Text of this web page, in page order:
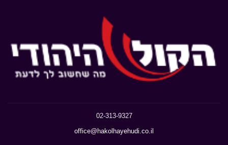
02-313-9327
office@hakolhayehudi.co.il